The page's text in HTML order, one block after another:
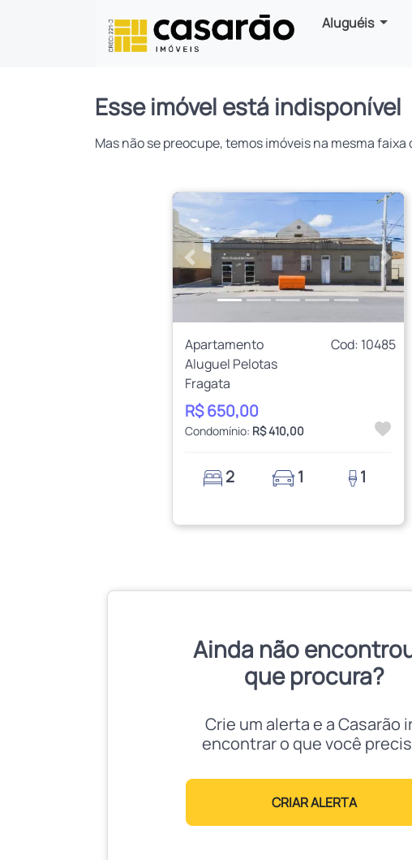
Aluguéis
Esse imóvel está indisponível
Mas não se preocupe, temos imóveis na mesma
Anterior
Apartamento
Cod: 10485
Aluguel Pelotas
Fragata
R$ 650,00
Condomínio: R$ 410,00
2 1 1
Ainda não
que procura?
Crie um alerta e a Casarão
encontrar o que você
CRIAR ALERTA